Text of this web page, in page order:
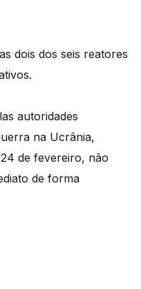
dois dos seis reatores
autoridades
na Ucrânia,
de fevereiro, não
de forma